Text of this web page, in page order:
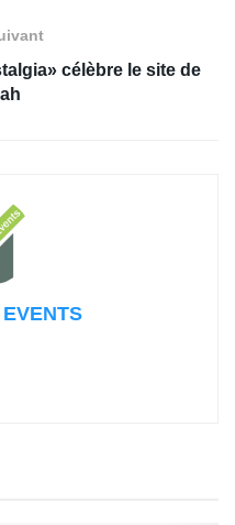
célèbre le site de